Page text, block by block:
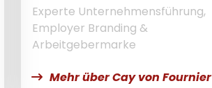
Experte Unternehmensführung,
Employer Branding &
Arbeitgebermarke
Mehr über Cay von Fournier